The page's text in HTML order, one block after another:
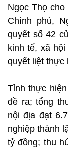
Ngọc Thọ
Chính phủ,
quyết số 42
kinh tế, xã
quyết liệt thực
Tỉnh thực
đề ra; tổng
nội địa đạt
nghiệp thành
tỷ đồng; thu